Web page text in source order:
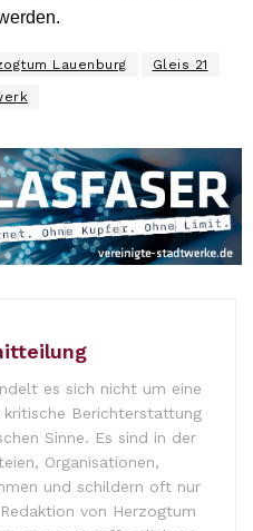
Lauenburg Gleis 21
es sich nicht um eine
Berichterstattung
Sinne. Es sind in der
Organisationen,
und schildern oft nur
von Herzogtum